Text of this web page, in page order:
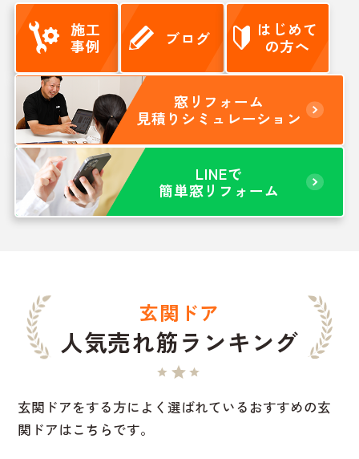
施工
事例
ブログ
はじめて
の方へ
窓リフォーム
見積りシミュレーション
LINEで
簡単窓リフォーム
玄関ドア
人気売れ筋ランキング
玄関ドアをする方によく選ばれているおすすめの玄
関ドアはこちらです。